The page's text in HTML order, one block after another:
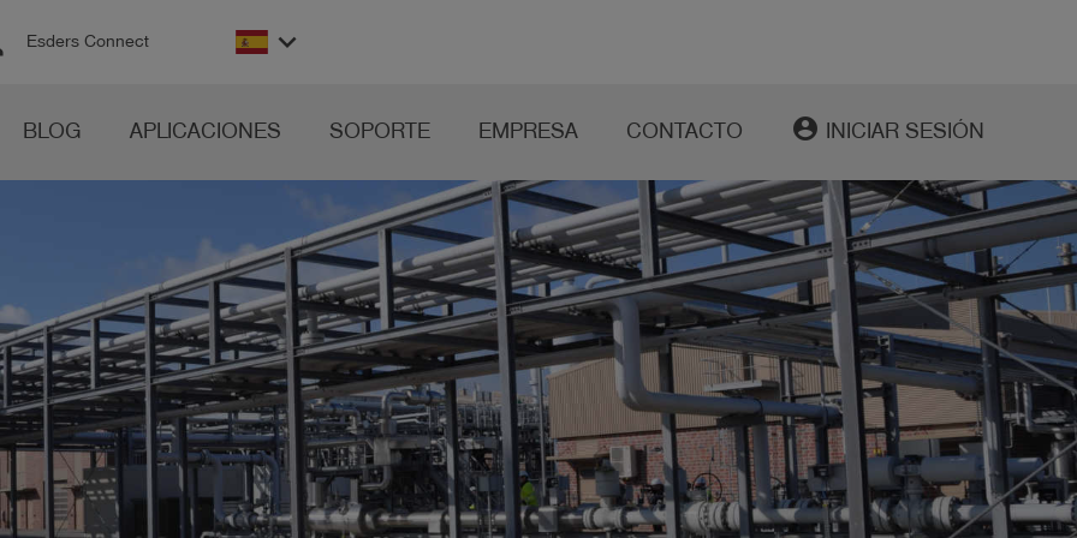
Esders Connect keyboard_arrow_down
BLOG APLICACIONES SOPORTE EMPRESA CONTACTO account_circle INICIAR SESIÓN